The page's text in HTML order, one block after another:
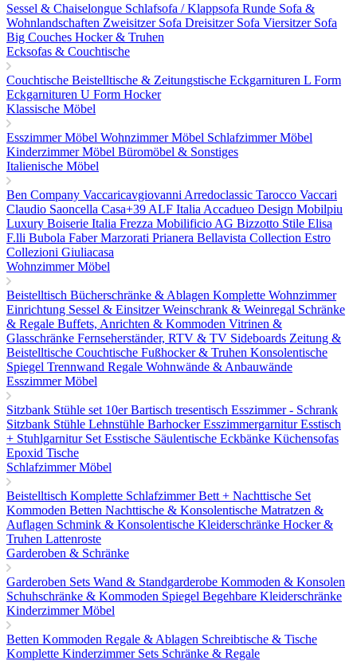
Sessel & Chaiselongue Schlafsofa / Klappsofa Runde Sofa &
Wohnlandschaften Zweisitzer Sofa Dreisitzer Sofa Viersitzer Sofa
Big Couches Hocker & Truhen
Ecksofas & Couchtische
Couchtische Beistelltische & Zeitungstische Eckgarnituren L Form
Eckgarnituren U Form Hocker
Klassische Möbel
Esszimmer Möbel Wohnzimmer Möbel Schlafzimmer Möbel
Kinderzimmer Möbel Büromöbel & Sonstiges
Italienische Möbel
Ben Company Vaccaricavgiovanni Arredoclassic Tarocco Vaccari
Claudio Saoncella Casa+39 ALF Italia Accadueo Design Mobilpiu
Luxury Boiserie Italia Frezza Mobilificio AG Bizzotto Stile Elisa
F.lli Bubola FaberMarzorati Prianera Bellavista Collection Estro
Collezioni Giuliacasa
Wohnzimmer Möbel
Beistelltisch Bücherschränke & Ablagen Komplette Wohnzimmer
Einrichtung Sessel & EinsitzerWeinschrank & Weinregal Schränke
& Regale Buffets, Anrichten & Kommoden Vitrinen &
Glasschränke Fernseherständer, RTV & TV Sideboards Zeitung &
Beistelltische Couchtische Fußhocker & Truhen Konsolentische
Spiegel Trennwand Regale Wohnwände & Anbauwände
Esszimmer Möbel
Sitzbank Stühle set 10erBartisch tresentisch Esszimmer - Schrank
Sitzbank Stühle Lehnstühle BarhockerEsszimmergarniturEsstisch
+ Stuhlgarnitur Set Esstische Säulentische Eckbänke Küchensofas
Epoxid Tische
Schlafzimmer Möbel
Beistelltisch Komplette SchlafzimmerBett + Nachttische Set
Kommoden Betten Nachttische & Konsolentische Matratzen &
Auflagen Schmink & Konsolentische Kleiderschränke Hocker &
Truhen Lattenroste
Garderoben & Schränke
Garderoben Sets Wand & Standgarderobe Kommoden & Konsolen
Schuhschränke & Kommoden Spiegel Begehbare Kleiderschränke
Kinderzimmer Möbel
Betten Kommoden Regale & Ablagen Schreibtische & Tische
Komplette Kinderzimmer Sets Schränke & Regale